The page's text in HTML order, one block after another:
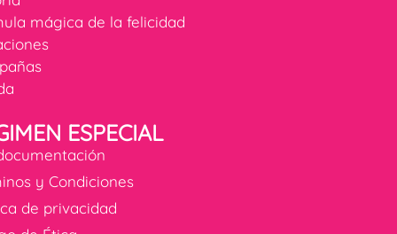
mágica de la felicidad
ESPECIAL
y Condiciones
de privacidad